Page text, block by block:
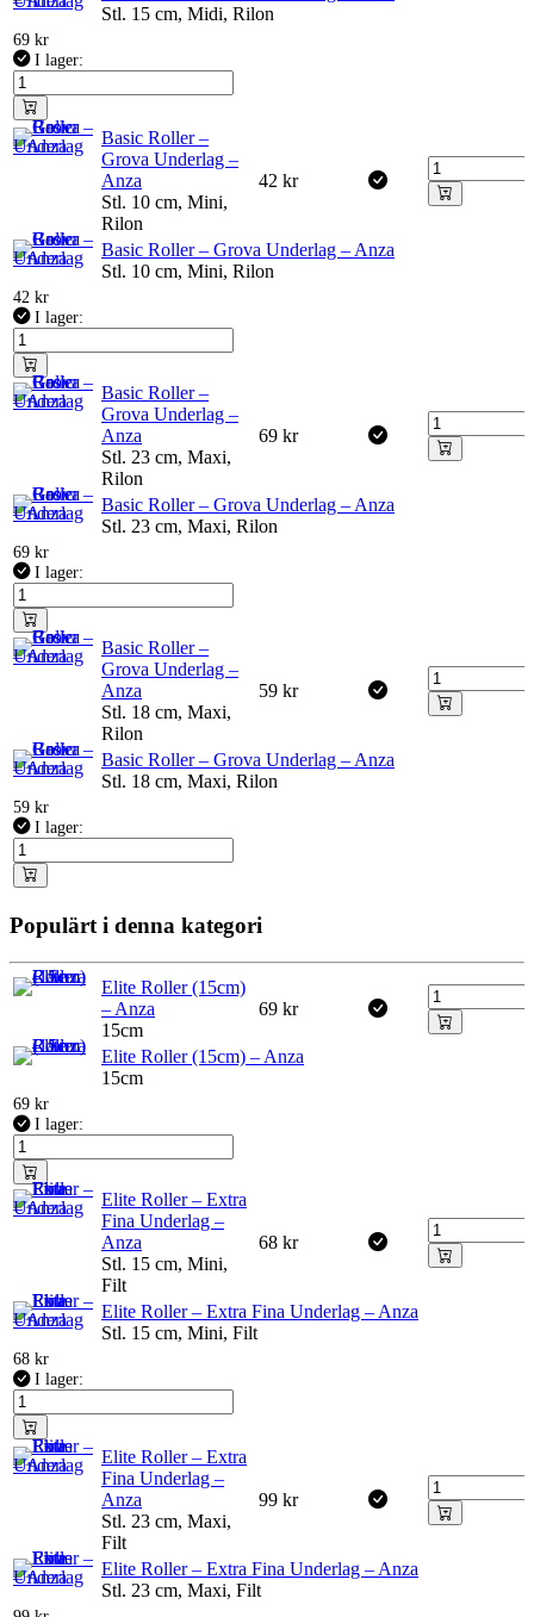
Stl. 15 cm, Midi, Rilon
69 kr
I lager:
Basic Roller –
Grova Underlag –
Anza
Stl. 10 cm, Mini,
Rilon
42 kr
Basic Roller – Grova Underlag – Anza
Stl. 10 cm, Mini, Rilon
42 kr
I lager:
Basic Roller –
Grova Underlag –
Anza
Stl. 23 cm, Maxi,
Rilon
69 kr
Basic Roller – Grova Underlag – Anza
Stl. 23 cm, Maxi, Rilon
69 kr
I lager:
Basic Roller –
Grova Underlag –
Anza
Stl. 18 cm, Maxi,
Rilon
59 kr
Basic Roller – Grova Underlag – Anza
Stl. 18 cm, Maxi, Rilon
59 kr
I lager:
Populärt i denna kategori
Elite Roller (15cm)
– Anza
15cm
69 kr
Elite Roller (15cm) – Anza
15cm
69 kr
I lager:
Elite Roller – Extra
Fina Underlag –
Anza
Stl. 15 cm, Mini,
Filt
68 kr
Elite Roller – Extra Fina Underlag – Anza
Stl. 15 cm, Mini, Filt
68 kr
I lager:
Elite Roller – Extra
Fina Underlag –
Anza
Stl. 23 cm, Maxi,
Filt
99 kr
Elite Roller – Extra Fina Underlag – Anza
Stl. 23 cm, Maxi, Filt